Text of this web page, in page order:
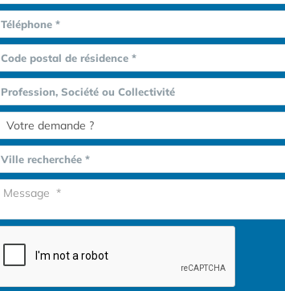
Téléphone *
Code postal de résidence *
Profession, Société ou Collectivité
Ville recherchée *